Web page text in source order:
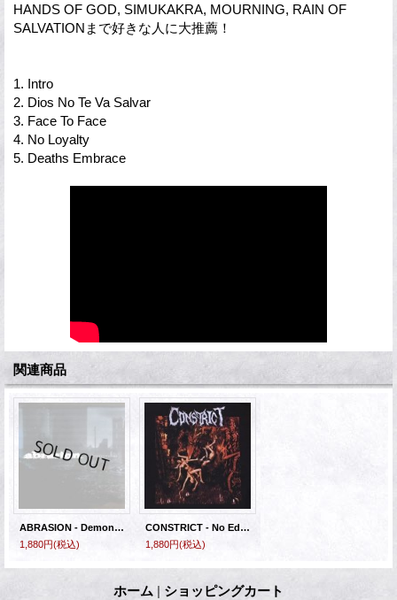
HANDS OF GOD, SIMUKAKRA, MOURNING, RAIN OF
SALVATIONまで好きな人に大推薦！
1. Intro
2. Dios No Te Va Salvar
3. Face To Face
4. No Loyalty
5. Deaths Embrace
関連商品
ABRASION - Demonstration [EP]
1,880円(税込)
CONSTRICT - No Eden [CD]
1,880円(税込)
ホーム | ショッピングカート